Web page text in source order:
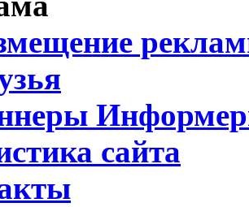
сайта